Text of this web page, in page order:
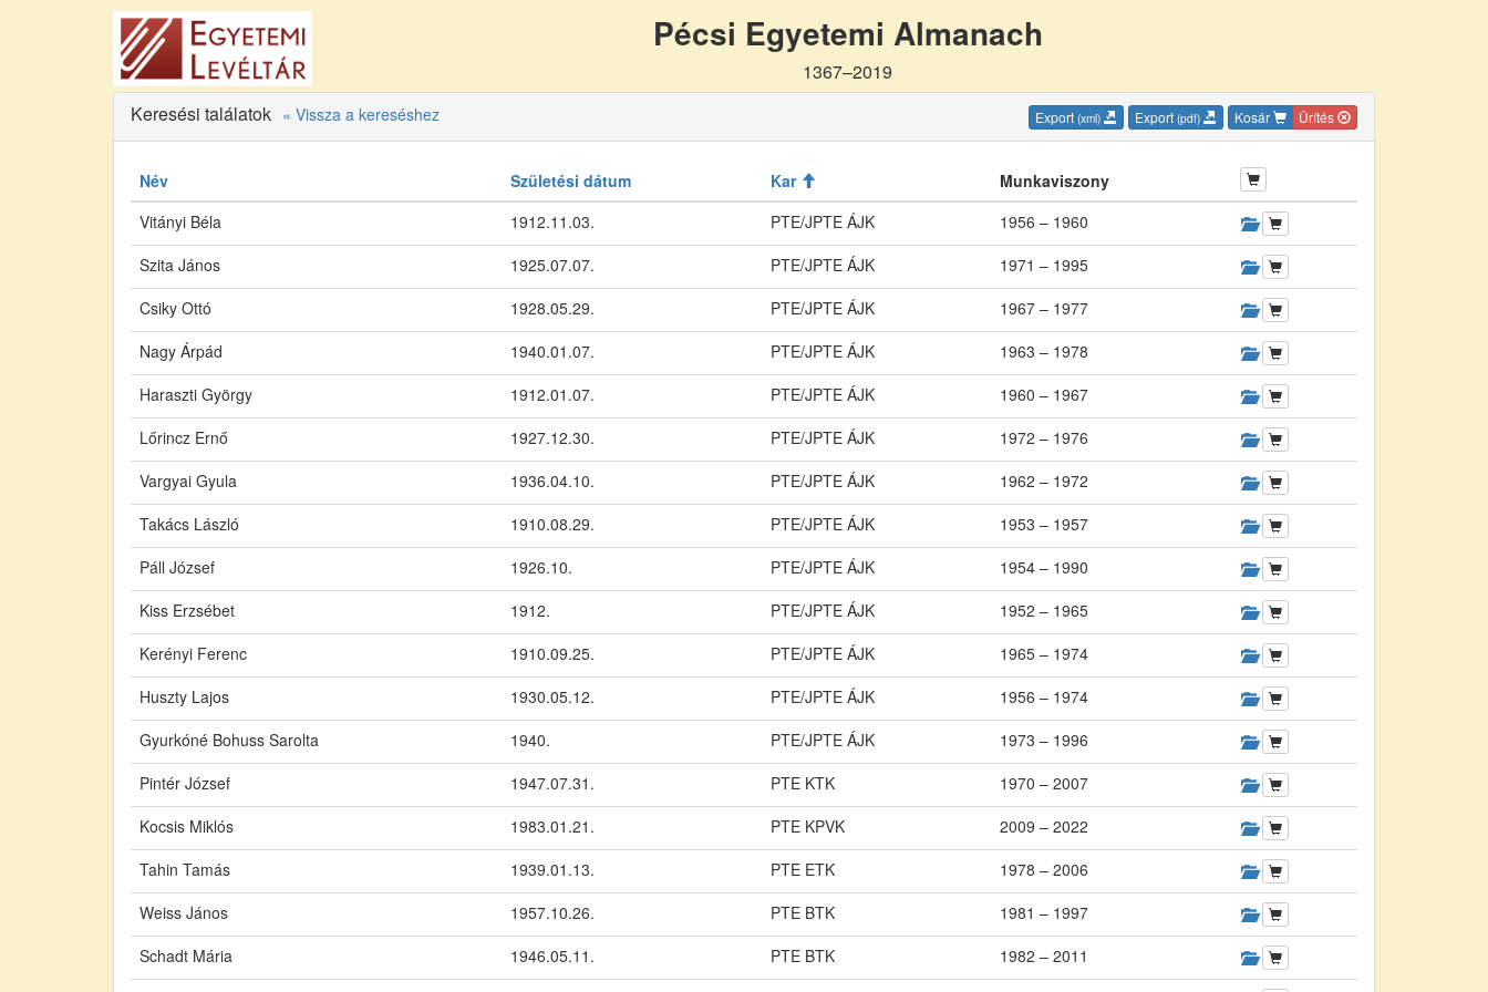
Pécsi Egyetemi Almanach
1367–2019
Keresési találatok « Vissza a kereséshez Export (xml) Export (pdf) Kosár Ürítés
Név Születési dátum Kar
Munkaviszony
Vitányi Béla
1912.11.03. PTE/JPTE ÁJK
1956 – 1960
Szita János
1925.07.07. PTE/JPTE ÁJK
1971 – 1995
Csiky Ottó
1928.05.29. PTE/JPTE ÁJK
1967 – 1977
Nagy Árpád
1940.01.07. PTE/JPTE ÁJK
1963 – 1978
Haraszti György
1912.01.07. PTE/JPTE ÁJK
1960 – 1967
Lőrincz Ernő
1927.12.30. PTE/JPTE ÁJK
1972 – 1976
Vargyai Gyula
1936.04.10. PTE/JPTE ÁJK
1962 – 1972
Takács László
1910.08.29. PTE/JPTE ÁJK
1953 – 1957
Páll József
1926.10. PTE/JPTE ÁJK
1954 – 1990
Kiss Erzsébet
1912. PTE/JPTE ÁJK
1952 – 1965
Kerényi Ferenc
1910.09.25. PTE/JPTE ÁJK
1965 – 1974
Huszty Lajos
1930.05.12. PTE/JPTE ÁJK
1956 – 1974
Gyurkóné Bohuss Sarolta
1940. PTE/JPTE ÁJK
1973 – 1996
Pintér József
1947.07.31. PTE KTK
1970 – 2007
Kocsis Miklós
1983.01.21. PTE KPVK
2009 – 2022
Tahin Tamás
1939.01.13. PTE ETK
1978 – 2006
Weiss János
1957.10.26. PTE BTK
1981 – 1997
Schadt Mária
1946.05.11. PTE BTK
1982 – 2011